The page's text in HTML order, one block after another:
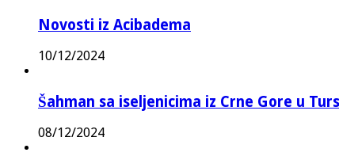
Novosti iz Acibadema
10/12/2024
Šahman sa iseljenicima iz Crne Gore u
08/12/2024